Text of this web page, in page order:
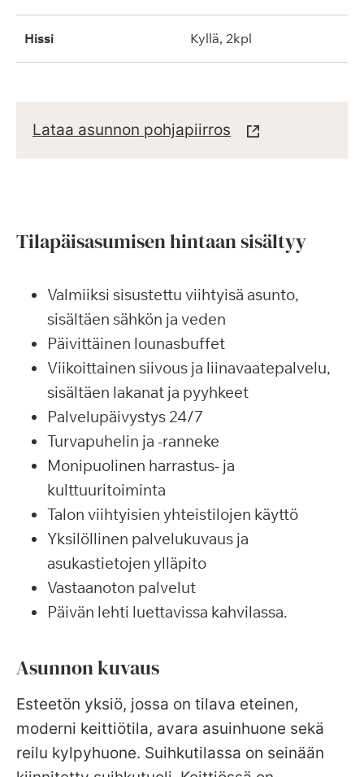
hissi kyllä, 2kpl
Lataa asunnon pohjapiirros
Tilapäisasumisen hintaan sisältyy
Valmiiksi sisustettu viihtyisä asunto,
sisältäen sähkön ja veden
Päivittäinen lounasbuffet
Viikoittainen siivous ja liinavaatepalvelu,
sisältäen lakanat ja pyyhkeet
Palvelupäivystys 24/7
Turvapuhelin ja -ranneke
Monipuolinen harrastus- ja
kulttuuritoiminta
Talon viihtyisien yhteistilojen käyttö
Yksilöllinen palvelukuvaus ja
asukastietojen ylläpito
Vastaanoton palvelut
Päivän lehti luettavissa kahvilassa.
Asunnon kuvaus
Esteetön yksiö, jossa on tilava eteinen,
moderni keittiötila, avara asuinhuone sekä
reilu kylpyhuone. Suihkutilassa on seinään